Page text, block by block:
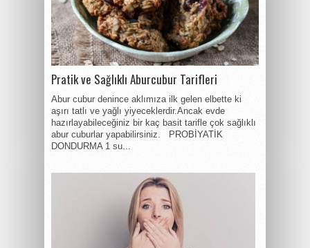
Pratik ve Sağlıklı Aburcubur Tarifleri
Abur cubur denince aklımıza ilk gelen elbette ki
aşırı tatlı ve yağlı yiyeceklerdir.Ancak evde
hazırlayabileceğiniz bir kaç basit tarifle çok sağlıklı
abur cuburlar yapabilirsiniz. PROBİYATİK
DONDURMA 1 su...